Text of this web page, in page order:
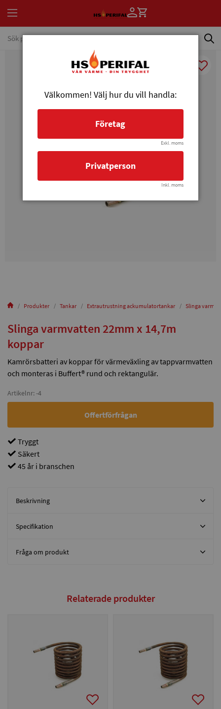
Produkter Tankar Extrautrustning ackumulatortankar Slinga
Slinga varmvatten 22mm x 14,7m
koppar
Kamrörsbatteri av koppar för värmeväxling av tappvarmvatten
och monteras i Buffert® rund och rektangulär.
Artikelnr: -4
Offertförfrågan
Tryggt
Säkert
45 år i branschen
Beskrivning
Specifikation
Fråga om produkt
Relaterade produkter
Välkommen! Välj hur du vill handla:
Företag
Exkl. moms
Privatperson
Inkl. moms